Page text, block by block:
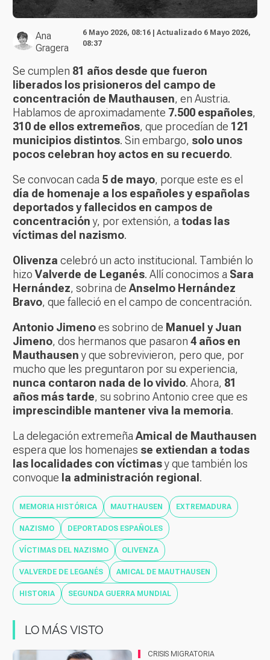
Ana
Gragera
6 Mayo 2026, 08:16 | Actualizado 6 Mayo 2026,
08:37
Se cumplen 81 años desde que fueron
liberados los prisioneros del campo de
concentración de Mauthausen, en Austria.
Hablamos de aproximadamente 7.500 españoles,
310 de ellos extremeños, que procedían de 121
municipios distintos. Sin embargo, solo unos
pocos celebran hoy actos en su recuerdo.
Se convocan cada 5 de mayo, porque este es el
día de homenaje a los españoles y españolas
deportados y fallecidos en campos de
concentracióny, por extensión, a todas las
víctimas del nazismo.
Olivenza celebró un acto institucional. También lo
hizo Valverde de Leganés. Allí conocimos a Sara
Hernández, sobrina de Anselmo Hernández
Bravo, que falleció en el campo de concentración.
Antonio Jimenoes sobrino de Manuel y Juan
Jimeno, dos hermanos que pasaron 4 años en
Mauthauseny que sobrevivieron, pero que, por
mucho que les preguntaron por su experiencia,
nunca contaron nada de lo vivido. Ahora, 81
años más tarde, su sobrino Antonio cree que es
imprescindible mantener viva la memoria.
La delegación extremeña Amical de Mauthausen
espera que los homenajes se extiendan a todas
las localidades con víctimasy que también los
convoque la administración regional .
MEMORIA HISTÓRICA MAUTHAUSEN EXTREMADURA
NAZISMO DEPORTADOS ESPAÑOLES
VÍCTIMAS DEL NAZISMO OLIVENZA
VALVERDE DE LEGANÉS AMICAL DE MAUTHAUSEN
HISTORIA SEGUNDA GUERRA MUNDIAL
LO MÁS VISTO
CRISIS MIGRATORIA